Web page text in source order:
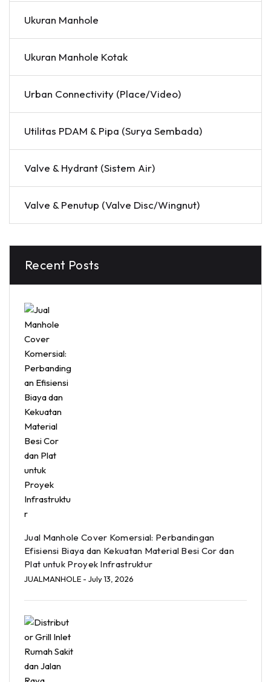
Ukuran Manhole
Ukuran Manhole Kotak
Urban Connectivity (Place/Video)
Utilitas PDAM & Pipa (Surya Sembada)
Valve & Hydrant (Sistem Air)
Valve & Penutup (Valve Disc/Wingnut)
Recent Posts
Jual Manhole Cover Komersial: Perbandingan
Efisiensi Biaya dan Kekuatan Material Besi Cor dan
Plat untuk Proyek Infrastruktur
JUALMANHOLE - July 13, 2026